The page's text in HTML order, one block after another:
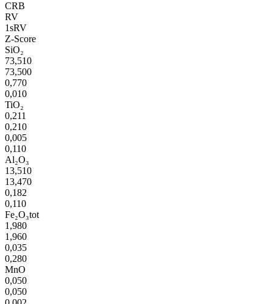
CRB
RV
1sRV
Z-Score
SiO₂
73,510
73,500
0,770
0,010
TiO₂
0,211
0,210
0,005
0,110
Al₂O₃
13,510
13,470
0,182
0,110
Fe₂O₃tot
1,980
1,960
0,035
0,280
MnO
0,050
0,050